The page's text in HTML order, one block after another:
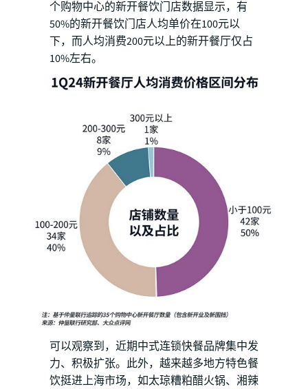
个购物中心的新开餐饮门店数据显示，有
50%的新开餐饮门店人均单价在100元以
下，而人均消费200元以上的新开餐厅仅占
10%左右。
可以观察到，近期中式连锁快餐品牌集中发
力、积极扩张。此外，越来越多地方特色餐
饮挺进上海市场，如太琼糟粕醋火锅、湘辣